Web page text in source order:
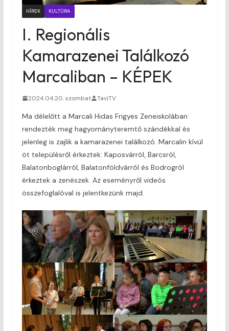
HÍREK KULTÚRA
I. Regionális
Kamarazenei Találkozó
Marcaliban – KÉPEK
2024.04.20. szombat TaviTV
Ma délelőtt a Marcali Hidas Frigyes Zeneiskolában
rendezték meg hagyományteremtő szándékkal és
jelenleg is zajlik a kamarazenei találkozó. Marcalin kívül
öt településről érkeztek: Kaposvárról, Barcsról,
Balatonboglárról, Balatonföldvárról és Bodrogról
érkeztek a zenészek. Az eseményről videós
összefoglalóval is jelentkezünk majd.